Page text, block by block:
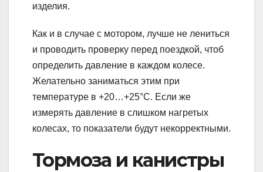
изделия.
Как и в случае с мотором, лучше не лениться
и проводить проверку перед поездкой, чтоб
определить давление в каждом колесе.
Желательно заниматься этим при
температуре в +20…+25°С. Если же
измерять давление в слишком нагретых
колесах, то показатели будут некорректными.
Тормоза и канистры